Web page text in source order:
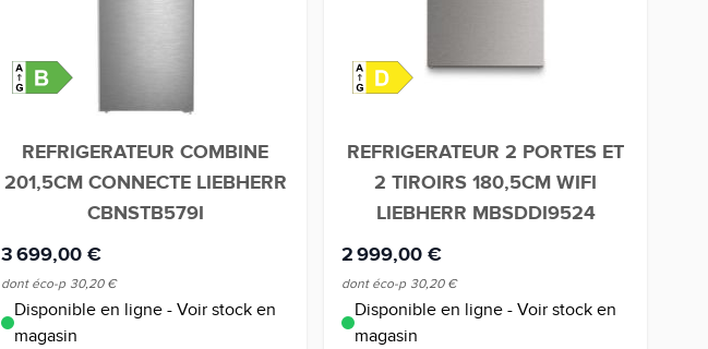
REFRIGERATEUR COMBINE
201,5CM CONNECTE LIEBHERR
CBNSTB579I
3 699,00 €
dont éco-p 30,20 €
Disponible en ligne - Voir stock en
magasin
REFRIGERATEUR 2 PORTES ET
2 TIROIRS 180,5CM WIFI
LIEBHERR MBSDDI9524
2 999,00 €
dont éco-p 30,20 €
Disponible en ligne - Voir stock en
magasin